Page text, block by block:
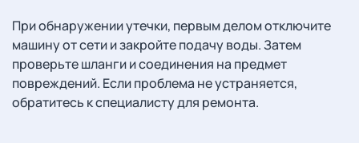
При обнаружении утечки, первым делом отключите
машину от сети и закройте подачу воды. Затем
проверьте шланги и соединения на предмет
повреждений. Если проблема не устраняется,
обратитесь к специалисту для ремонта.